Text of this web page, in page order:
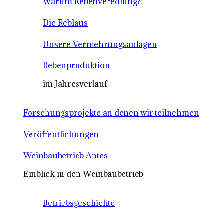
Die Reblaus
Unsere Vermehrungsanlagen
Rebenproduktion
im Jahresverlauf
Forschungsprojekte an denen wir teilnehmen
Veröffentlichungen
Weinbaubetrieb Antes
Einblick in den Weinbaubetrieb
Betriebsgeschichte